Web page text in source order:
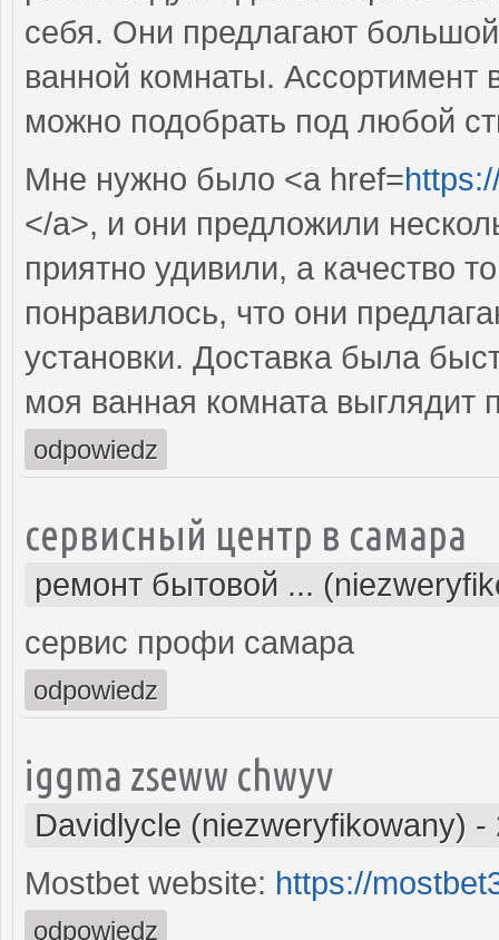
себя. Они предлагают
ванной комнаты. Ассортимент
можно подобрать под любой
Мне нужно было <a href=
</a>, и они предложили
приятно удивили, а качество
понравилось, что они
установки. Доставка была
моя ванная комната выглядит
odpowiedz
сервисный центр в самара
ремонт бытовой ...
сервис профи самара
odpowiedz
iggma zseww chwyv
Davidlycle (niezweryfikowany) -
Mostbet website: https://
odpowiedz